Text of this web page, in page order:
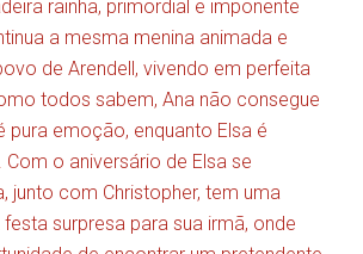
rainha, primordial e imponente
a mesma menina animada e
de Arendell, vivendo em perfeita
todos sabem, Ana não consegue
pura emoção, enquanto Elsa é
o aniversário de Elsa se
junto com Christopher, tem uma
surpresa para sua irmã, onde